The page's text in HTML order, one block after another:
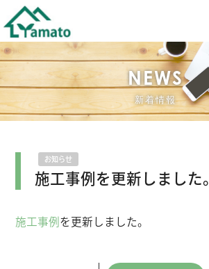
NEWS
新着情報
お知らせ
施工事例を更新しました。
施工事例を更新しました。